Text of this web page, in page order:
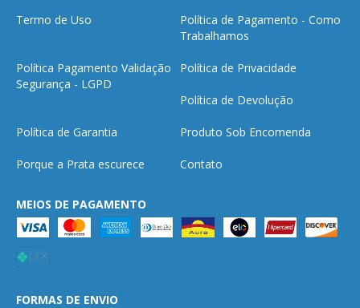
Termo de Uso
Política de Pagamento - Como
Trabalhamos
Política Pagamento Validação
Segurança - LGPD
Política de Privacidade
Política de Devolução
Política de Garantia Produto Sob Encomenda
Porque a Prata escurece Contato
MEIOS DE PAGAMENTO
FORMAS DE ENVIO